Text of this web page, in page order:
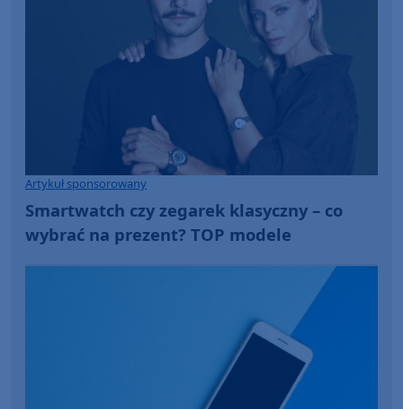
Artykuł sponsorowany
Smartwatch czy zegarek klasyczny – co
wybrać na prezent? TOP modele